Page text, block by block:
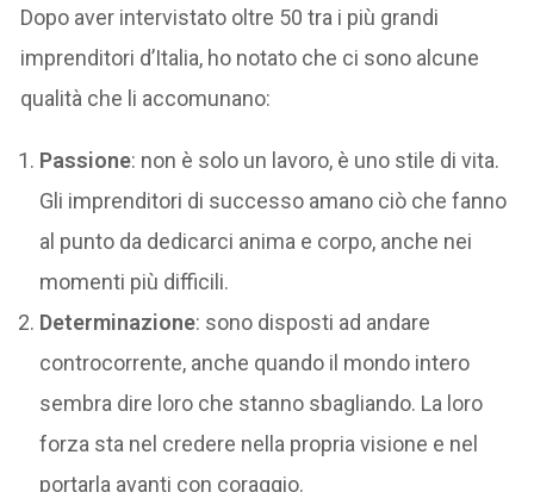
Dopo aver intervistato oltre 50 tra i più grandi
imprenditori d’Italia, ho notato che ci sono alcune
qualità che li accomunano:
Passione: non è solo un lavoro, è uno stile di vita.
Gli imprenditori di successo amano ciò che fanno
al punto da dedicarci anima e corpo, anche nei
momenti più difficili.
Determinazione: sono disposti ad andare
controcorrente, anche quando il mondo intero
sembra dire loro che stanno sbagliando. La loro
forza sta nel credere nella propria visione e nel
portarla avanti con coraggio.